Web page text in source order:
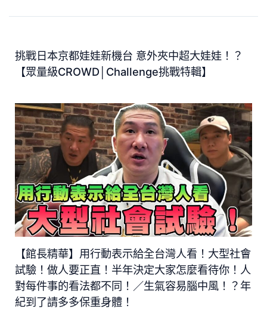
挑戰日本京都娃娃新機台 意外夾中超大娃娃！？
【眾量級CROWD│Challenge挑戰特輯】
【館長精華】用行動表示給全台灣人看！大型社會
試驗！做人要正直！半年決定大家怎麼看待你！人
對每件事的看法都不同！／生氣容易腦中風！？年
紀到了請多多保重身體！